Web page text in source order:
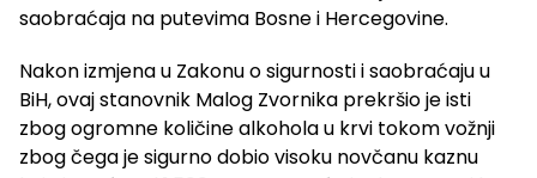
saobraćaja na putevima Bosne i Hercegovine.
Nakon izmjena u Zakonu o sigurnosti i saobraćaju u
BiH, ovaj stanovnik Malog Zvornika prekršio je isti
zbog ogromne količine alkohola u krvi tokom vožnji
zbog čega je sigurno dobio visoku novčanu kaznu